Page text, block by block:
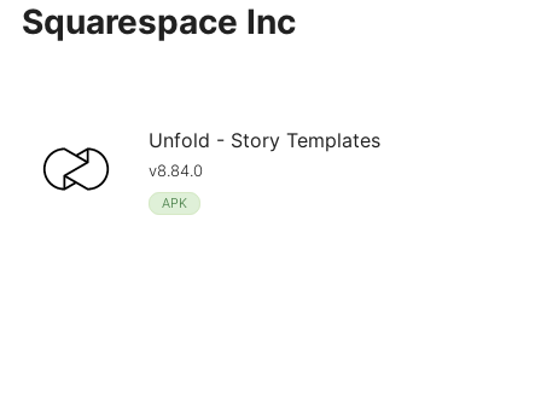
Squarespace Inc
Unfold - Story Templates
v8.84.0
APK